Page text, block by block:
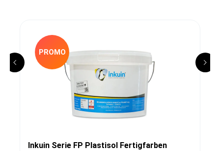
PROMO
Inkuin Serie FP Plastisol Fertigfarben